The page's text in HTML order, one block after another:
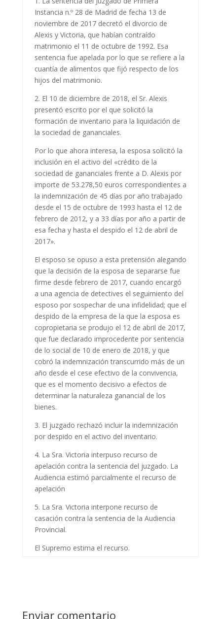
Instancia n.º 28 de Madrid de fecha 13 de
noviembre de 2017 decretó el divorcio de
Alexis y Victoria, que habían contraído
matrimonio el 11 de octubre de 1992. Esa
sentencia fue apelada por lo que se refiere a la
cuantía de alimentos que fijó respecto de los
hijos del matrimonio.
2. El 10 de diciembre de 2018, el Sr. Alexis
presentó escrito por el que solicitó la
formación de inventario para la liquidación de
la sociedad de gananciales.
Por lo que ahora interesa, la esposa solicitó la
inclusión en el activo del «crédito de la
sociedad de gananciales frente a D. Alexis por
importe de 53.278,50 euros correspondientes a
la indemnización de 45 días por año trabajado
desde el 15 de octubre de 1993 hasta el 12 de
febrero de 2012, y a 33 días por año a partir de
esa fecha y hasta el despido el 12 de abril de
2017».
El esposo se opuso a esta pretensión alegando
que la decisión de la esposa de separarse fue
firme desde febrero de 2017, cuando encargó
a una agencia de detectives el seguimiento del
esposo por sospechar de una infidelidad; que el
despido de la empresa de la que la esposa es
copropietaria se produjo el 12 de abril de 2017,
que fue declarado improcedente por sentencia
de lo social de 10 de enero de 2018, y que
cobró la indemnización transcurrido más de un
año desde el cese efectivo de la convivencia,
que es el momento decisivo a efectos de
determinar la naturaleza ganancial de los
bienes.
3. El juzgado rechazó incluir la indemnización
por despido en el activo del inventario.
4. La Sra. Victoria interpuso recurso de
apelación contra la sentencia del juzgado. La
Audiencia estimó parcialmente el recurso de
apelación
5. La Sra. Victoria interpone recurso de
casación contra la sentencia de la Audiencia
Provincial.
El Supremo estima el recurso.
Enviar comentario